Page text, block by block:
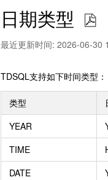
日期类型
最近更新时间: 2026-06-30
TDSQL支持如下时间类型：
类型
YEAR
TIME
DATE